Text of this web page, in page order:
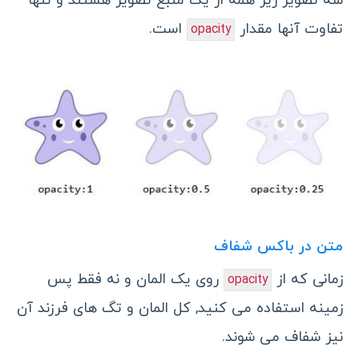
تفاوت آنها مقدار
opacity است.
متن در باکس شفاف
زمانی که از
opacity روی یک المان و نه فقط پس
زمینه استفاده می کنید, کل المان و تگ های فرزند آن
نیز شفاف می شوند.